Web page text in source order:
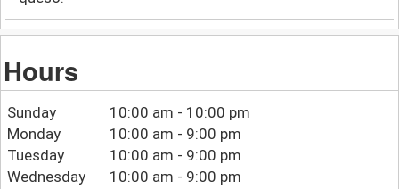
Hours
Sunday
10:00 am - 10:00 pm
Monday
10:00 am - 9:00 pm
Tuesday
10:00 am - 9:00 pm
Wednesday
10:00 am - 9:00 pm